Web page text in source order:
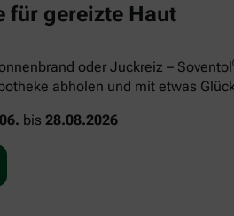
für gereizte Haut
oder Juckreiz – Soventol
abholen und mit etwas
bis 28.08.2026